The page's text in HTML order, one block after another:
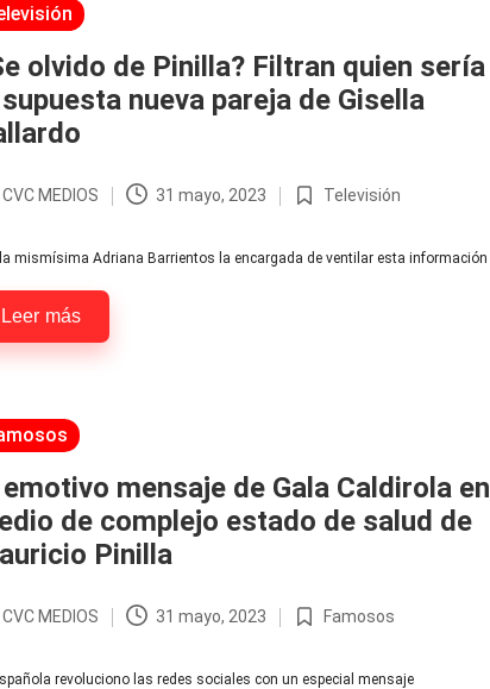
olvido de Pinilla? Filtran quien sería
supuesta nueva pareja de Gisella
CVC MEDIOS 31 mayo, 2023
Publicada
Televisión
la mismísima Adriana Barrientos la encargada de ventilar esta información
Leer más
emotivo mensaje de Gala Caldirola en
de complejo estado de salud de
Pinilla
CVC MEDIOS 31 mayo, 2023
Publicada
Famosos
revoluciono las redes sociales con un especial mensaje